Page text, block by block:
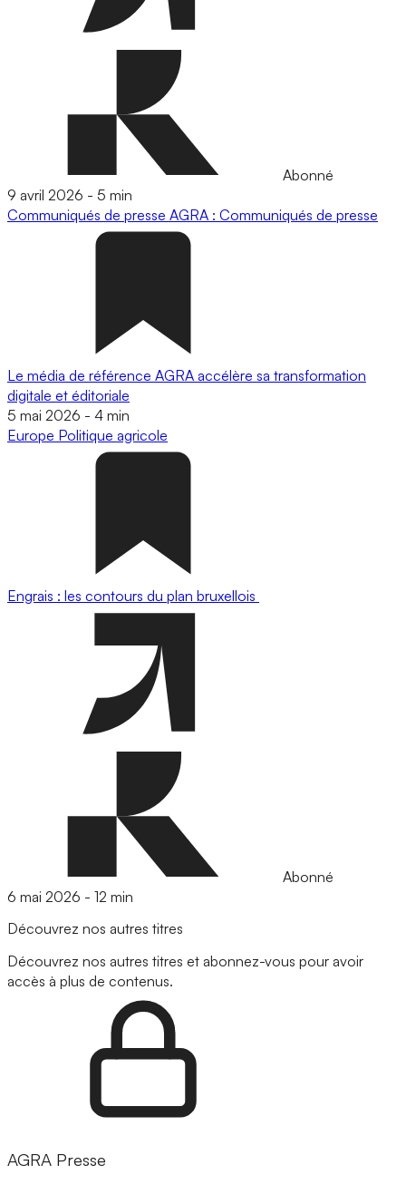
Abonné
9 avril 2026 - 5 min
Communiqués de presse AGRA : Communiqués de presse
Le média de référence AGRA accélère sa transformation
digitale et éditoriale
5 mai 2026 - 4 min
Europe Politique agricole
Engrais : les contours du plan bruxellois
Abonné
6 mai 2026 - 12 min
Découvrez nos autres titres
Découvrez nos autres titres et abonnez-vous pour avoir
accès à plus de contenus.
AGRA Presse